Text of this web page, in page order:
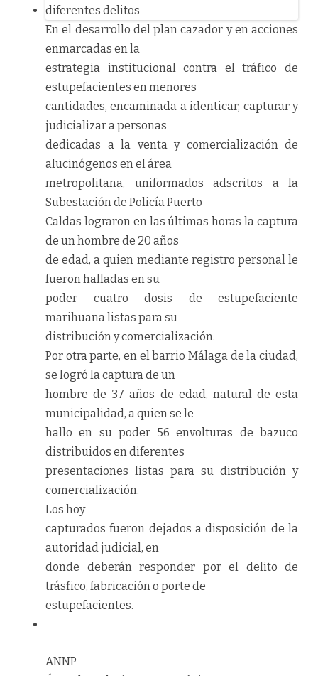
En el desarrollo del plan cazador y en acciones
enmarcadas en la
estrategia institucional contra el tráfico de
estupefacientes en menores
cantidades, encaminada a identicar, capturar y
judicializar a personas
dedicadas a la venta y comercialización de
alucinógenos en el área
metropolitana, uniformados adscritos a la
Subestación de Policía Puerto
Caldas lograron en las últimas horas la captura
de un hombre de 20 años
de edad, a quien mediante registro personal le
fueron halladas en su
poder cuatro dosis de estupefaciente
marihuana listas para su
distribución y comercialización.
Por otra parte, en el barrio Málaga de la ciudad,
se logró la captura de un
hombre de 37 años de edad, natural de esta
municipalidad, a quien se le
hallo en su poder 56 envolturas de bazuco
distribuidos en diferentes
presentaciones listas para su distribución y
comercialización.
Los hoy
capturados fueron dejados a disposición de la
autoridad judicial, en
donde deberán responder por el delito de
trásfico, fabricación o porte de
estupefacientes.
ANNP